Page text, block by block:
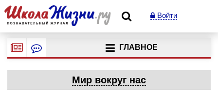
Войти
ГЛАВНОЕ
Мир вокруг нас